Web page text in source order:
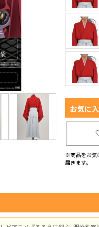
お気に
※商品をお気
届きます。